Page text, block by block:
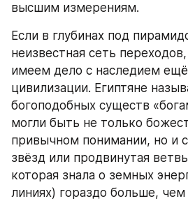
высшим измерениям.
Если в глубинах под
неизвестная сеть
имеем дело с наследием
цивилизации. Египтяне
богоподобных существ
могли быть не только
привычном понимании, но и
звёзд или продвинутая
которая знала о земных
линиях) гораздо больше,